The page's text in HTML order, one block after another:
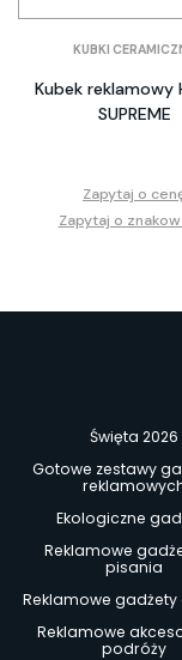
KUBKI
Kubek reklamowy
SUPREME
Zapytaj o
Zapytaj o
Święta 2026
Gotowe zestawy
Ekologiczne
Reklamowe
pisania
Reklamowe
Reklamowe
podróży